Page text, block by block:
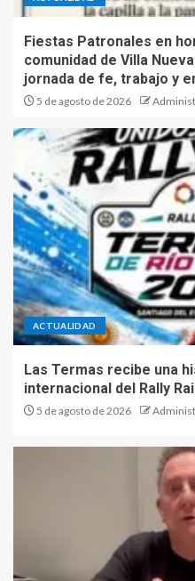
Fiestas Patronales en
comunidad de Villa
jornada de fe, trabajo y
5 de agosto de 2026
ACTUALIDAD
Las Termas recibe una
internacional del Rally
5 de agosto de 2026